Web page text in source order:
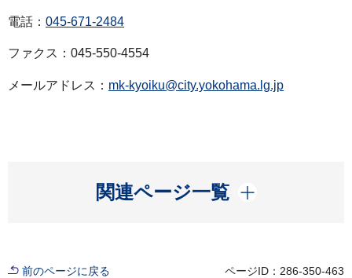
電話： 045-671-2484
ファクス：045-550-4554
メールアドレス： mk-kyoiku@city.yokohama.lg.jp
関連ページ一覧
開く
前のページに戻る ページID：286-350-463